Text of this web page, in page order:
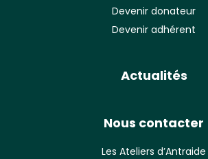
Devenir donateur
Devenir adhérent
Actualités
Nous contacter
Les Ateliers d’Antraide